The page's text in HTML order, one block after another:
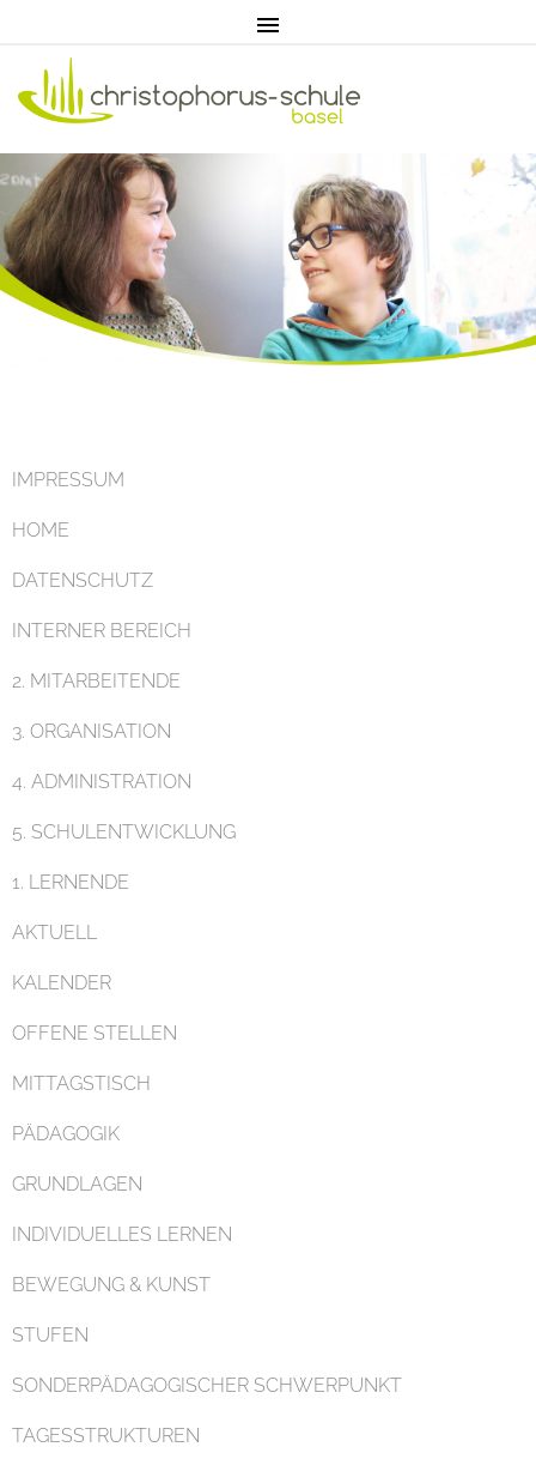
Home
Unterricht
IMPRESSUM
HOME
DATENSCHUTZ
INTERNER BEREICH
2. MITARBEITENDE
3. ORGANISATION
4. ADMINISTRATION
5. SCHULENTWICKLUNG
1. LERNENDE
AKTUELL
KALENDER
OFFENE STELLEN
MITTAGSTISCH
PÄDAGOGIK
GRUNDLAGEN
INDIVIDUELLES LERNEN
BEWEGUNG & KUNST
STUFEN
SONDERPÄDAGOGISCHER SCHWERPUNKT
TAGESSTRUKTUREN